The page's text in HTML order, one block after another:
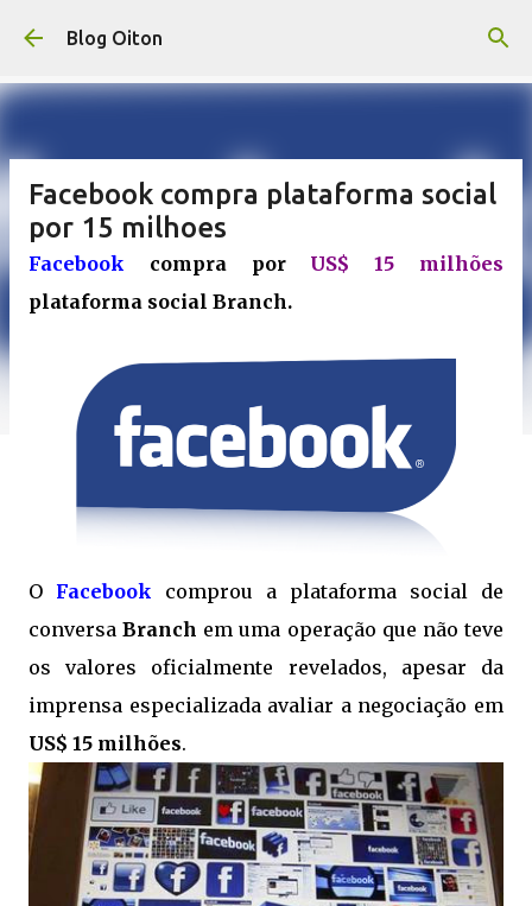
Pular para o conteúdo principal
Blog Oiton
Facebook compra plataforma social
por 15 milhoes
Facebook compra por US$ 15 milhões
plataforma social Branch.
O Facebook comprou a plataforma social de
conversaBranch em uma operação que não teve
os valores oficialmente revelados, apesar da
imprensa especializada avaliar a negociação em
US$ 15 milhões.